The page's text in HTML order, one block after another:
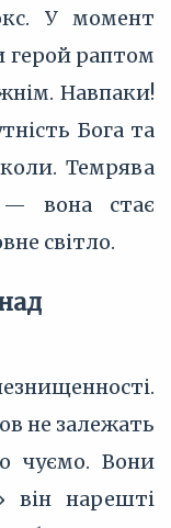
У момент
герой раптом
Навпаки!
Бога та
Темрява
— вона стає
світло.
не залежать
чуємо. Вони
він нарешті